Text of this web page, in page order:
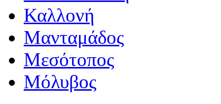
Καλλονή
Μανταμάδος
Μεσότοπος
Μόλυβος